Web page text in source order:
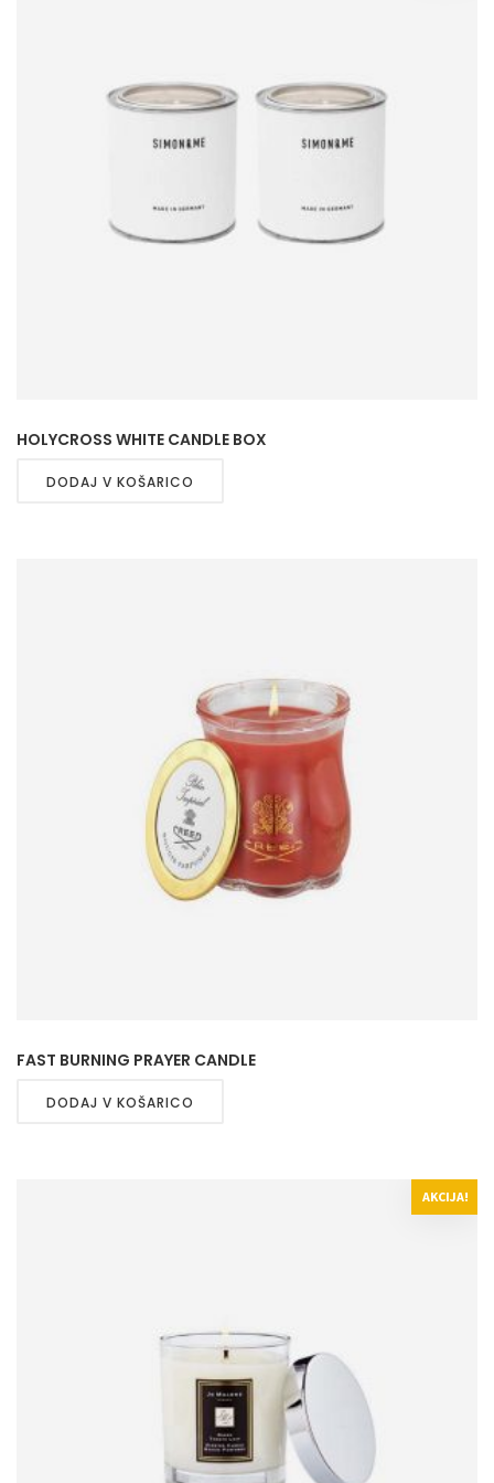
HOLYCROSS WHITE CANDLE BOX
DODAJ V KOŠARICO
FAST BURNING PRAYER CANDLE
DODAJ V KOŠARICO
AKCIJA!